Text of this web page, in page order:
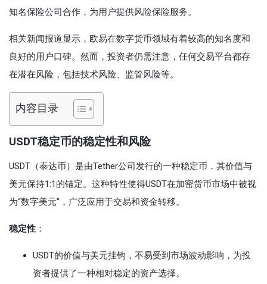
知名保险公司合作，为用户提供风险保险服务。
相关新闻报道显示，欧易在数字货币领域有着较高的知名度和
良好的用户口碑。然而，投资者仍需注意，任何交易平台都存
在潜在风险，包括技术风险、监管风险等。
内容目录
USDT稳定币的稳定性和风险
USDT（泰达币）是由Tether公司发行的一种稳定币，其价值与
美元保持1:1的锚定。这种特性使得USDT在加密货币市场中被视
为“数字美元”，广泛应用于交易和资金转移。
稳定性 ：
USDT的价值与美元挂钩，不易受到市场波动影响，为投
资者提供了一种相对稳定的资产选择。